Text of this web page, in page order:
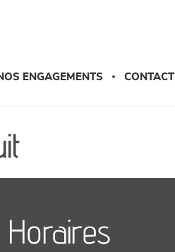
ENGAGEMENTS CONTACT
Horaires